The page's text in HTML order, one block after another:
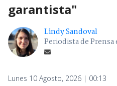
garantista"
Lindy Sandoval
Periodista de
Lunes 10 Agosto, 2026 | 00:13